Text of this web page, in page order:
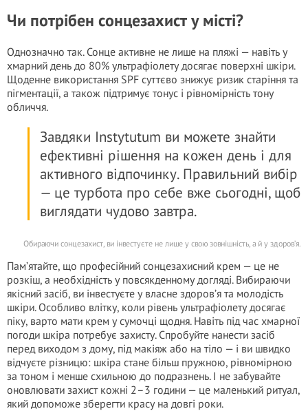
Чи потрібен сонцезахист у місті?
Однозначно так. Сонце активне не лише на пляжі — навіть у
хмарний день до 80% ультрафіолету досягає поверхні шкіри.
Щоденне використання SPF суттєво знижує ризик старіння та
пігментації, а також підтримує тонус і рівномірність тону
обличчя.
Завдяки Instytutum ви можете знайти
ефективні рішення на кожен день і для
активного відпочинку. Правильний вибір
— це турбота про себе вже сьогодні, щоб
виглядати чудово завтра.
Обираючи сонцезахист, ви інвестуєте не лише у свою зовнішність, а й у здоров’я.
Пам’ятайте, що професійний сонцезахисний крем — це не
розкіш, а необхідність у повсякденному догляді. Вибираючи
якісний засіб, ви інвестуєте у власне здоров’я та молодість
шкіри. Особливо влітку, коли рівень ультрафіолету досягає
піку, варто мати крем у сумочці щодня. Навіть під час хмарної
погоди шкіра потребує захисту. Спробуйте нанести засіб
перед виходом з дому, під макіяж або на тіло — і ви швидко
відчуєте різницю: шкіра стане більш пружною, рівномірною
за тоном і менше схильною до подразнень. І не забувайте
оновлювати захист кожні 2–3 години — це маленький ритуал,
який допоможе зберегти красу на довгі роки.